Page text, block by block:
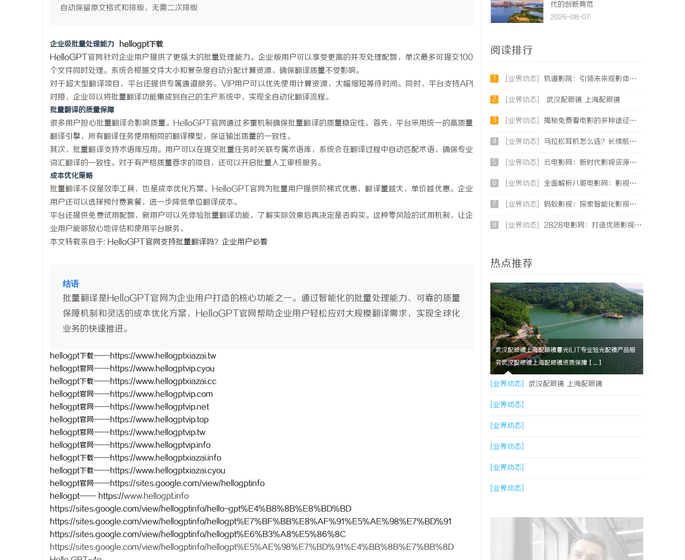
自动保留原文格式和排版，无需二次排版
企业级批量处理能力 hellogpt下载
HelloGPT官网针对企业用户提供了更强大的批量处理能力。企业版用户可以享受更高的并发处理配额，单次最多可提交100
个文件同时处理。系统会根据文件大小和复杂度自动分配计算资源，确保翻译质量不受影响。
对于超大型翻译项目，平台还提供专属通道服务。VIP用户可以优先使用计算资源，大幅缩短等待时间。同时，平台支持API
对接，企业可以将批量翻译功能集成到自己的生产系统中，实现全自动化翻译流程。
批量翻译的质量保障
很多用户担心批量翻译会影响质量。HelloGPT官网通过多重机制确保批量翻译的质量稳定性。首先，平台采用统一的高质量
翻译引擎，所有翻译任务使用相同的翻译模型，保证输出质量的一致性。
其次，批量翻译支持术语库应用。用户可以在提交批量任务时关联专属术语库，系统会在翻译过程中自动匹配术语，确保专业
词汇翻译的一致性。对于有严格质量要求的项目，还可以开启批量人工审核服务。
成本优化策略
批量翻译不仅是效率工具，也是成本优化方案。HelloGPT官网为批量用户提供阶梯式优惠，翻译量越大，单价越优惠。企业
用户还可以选择预付费套餐，进一步降低单位翻译成本。
平台还提供免费试用配额，新用户可以先体验批量翻译功能，了解实际效果后再决定是否购买。这种零风险的试用机制，让企
业用户能够放心地评估和使用平台服务。
本文转载来自于: HelloGPT官网支持批量翻译吗？企业用户必看
结语
批量翻译是HelloGPT官网为企业用户打造的核心功能之一。通过智能化的批量处理能力、可靠的质量
保障机制和灵活的成本优化方案，HelloGPT官网帮助企业用户轻松应对大规模翻译需求，实现全球化
业务的快速推进。
hellogpt下载----https://www.hellogptxiazai.tw
hellogpt官网----https://www.hellogptvip.cyou
hellogpt下载----https://www.hellogptxiazai.cc
hellogpt官网----https://www.hellogptvip.com
hellogpt官网----https://www.hellogptvip.net
hellogpt官网----https://www.hellogptvip.top
hellogpt官网----https://www.hellogptvip.tw
hellogpt官网----https://www.hellogptvip.info
hellogpt下载----https://www.hellogptxiazai.info
hellogpt下载----https://www.hellogptxiazai.cyou
hellogpt官网----https://sites.google.com/view/hellogptinfo
hellogpt---- https://www.hellogpt.info
https://sites.google.com/view/hellogptinfo/hello-gpt%E4%B8%8B%E8%BD%BD
https://sites.google.com/view/hellogptinfo/hellogpt%E7%BF%BB%E8%AF%91%E5%AE%98%E7%BD%91
https://sites.google.com/view/hellogptinfo/hellogpt%E6%B3%A8%E5%86%8C
https://sites.google.com/view/hellogptinfo/hellogpt%E5%AE%98%E7%BD%91%E4%BB%8B%E7%BB%8D
代的创新典范
2026-08-07
阅读排行
1 [业界动态] 轨道影院：引领未来观影体验的创新平台
2 [业界动态] 武汉配眼镜 上海配眼镜
3 [业界动态] 揭秘免费看电影的多种途径及注意事项详解
4 [业界动态] 马拉松耳机怎么选？长续航防水防汗实测盘点
5 [业界动态] 云电影网：新时代影视资源的智能云端平台解析
6 [业界动态] 全面解析八哥电影网：影视爱好者的天堂与资源宝库
7 [业界动态] 蚂蚁影视：探索智能化影视平台的未来发展路径
8 [业界动态] 2828电影网：打造优质影视资源聚合平台的全新体验
热点推荐
武汉配眼镜上海配眼镜暮光ILIT专业验光配镜产品服
务武汉配眼镜上海配眼镜资质保障【....】
[业界动态] 武汉配眼镜 上海配眼镜
[业界动态]
[业界动态]
[业界动态]
[业界动态]
[业界动态]